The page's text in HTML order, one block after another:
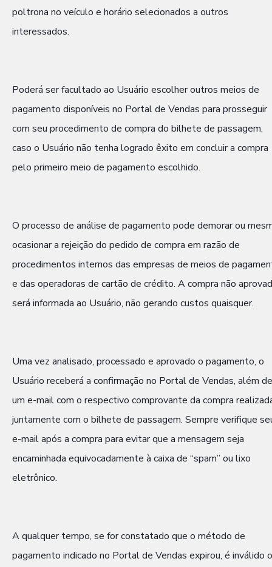
poltrona no veículo e horário selecionados a outros
interessados.
Poderá ser facultado ao Usuário escolher outros meios de
pagamento disponíveis no Portal de Vendas para prosseguir
com seu procedimento de compra do bilhete de passagem,
caso o Usuário não tenha logrado êxito em concluir a compra
pelo primeiro meio de pagamento escolhido.
O processo de análise de pagamento pode demorar ou
ocasionar a rejeição do pedido de compra em razão de
procedimentos internos das empresas de meios de
e das operadoras de cartão de crédito. A compra não
será informada ao Usuário, não gerando custos quaisquer.
Uma vez analisado, processado e aprovado o pagamento, o
Usuário receberá a confirmação no Portal de Vendas, além de
um e-mail com o respectivo comprovante da compra
juntamente com o bilhete de passagem. Sempre verifique
e-mail após a compra para evitar que a mensagem seja
encaminhada equivocadamente à caixa de “spam” ou lixo
eletrônico.
A qualquer tempo, se for constatado que o método de
pagamento indicado no Portal de Vendas expirou, é inválido